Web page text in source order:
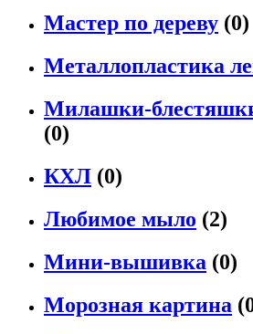
Мастер по дереву (0)
Металлопластика
Милашки-
(0)
КХЛ (0)
Любимое мыло (2)
Мини-вышивка (0)
Морозная картина